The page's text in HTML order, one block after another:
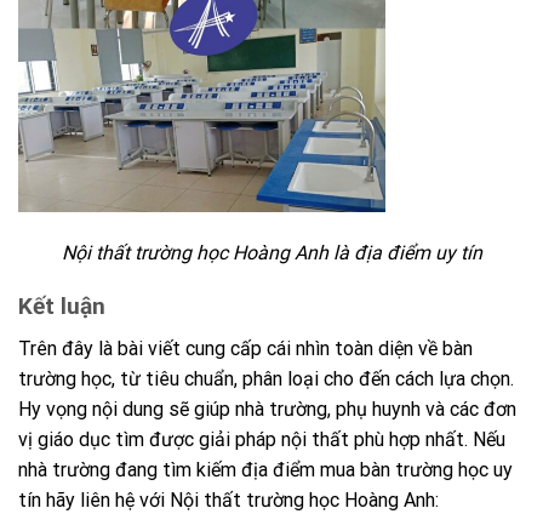
Nội thất trường học Hoàng Anh là địa điểm uy tín
Kết luận
Trên đây là bài viết cung cấp cái nhìn toàn diện về bàn
trường học, từ tiêu chuẩn, phân loại cho đến cách lựa chọn.
Hy vọng nội dung sẽ giúp nhà trường, phụ huynh và các đơn
vị giáo dục tìm được giải pháp nội thất phù hợp nhất. Nếu
nhà trường đang tìm kiếm địa điểm mua bàn trường học uy
tín hãy liên hệ với Nội thất trường học Hoàng Anh: